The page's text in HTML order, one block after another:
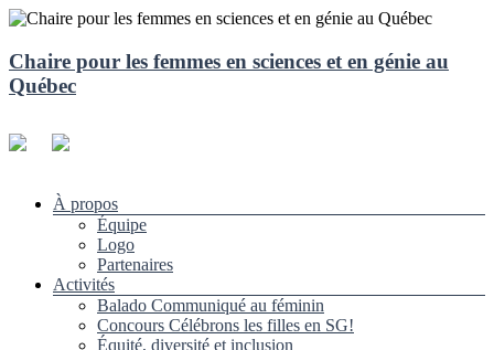
Aller
contenu
Chaire pour les femmes en sciences et en génie au
Québec
Menu
À propos
Équipe
Logo
Partenaires
Activités
Balado Communiqué au féminin
Concours Célébrons les filles en SG!
Équité, diversité et inclusion